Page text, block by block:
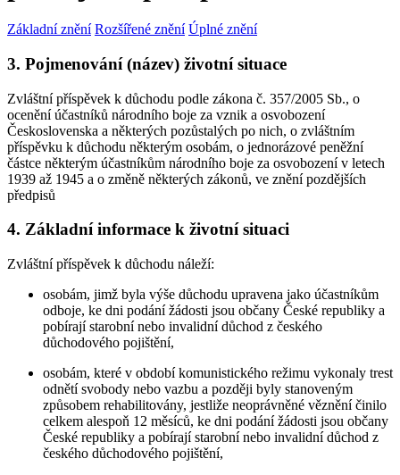
Základní znění Rozšířené znění Úplné znění
3. Pojmenování (název) životní situace
Zvláštní příspěvek k důchodu podle zákona č. 357/2005 Sb., o
ocenění účastníků národního boje za vznik a osvobození
Československa a některých pozůstalých po nich, o zvláštním
příspěvku k důchodu některým osobám, o jednorázové peněžní
částce některým účastníkům národního boje za osvobození v letech
1939 až 1945 a o změně některých zákonů, ve znění pozdějších
předpisů
4. Základní informace k životní situaci
Zvláštní příspěvek k důchodu náleží:
osobám, jimž byla výše důchodu upravena jako účastníkům
odboje, ke dni podání žádosti jsou občany České republiky a
pobírají starobní nebo invalidní důchod z českého
důchodového pojištění,
osobám, které v období komunistického režimu vykonaly trest
odnětí svobody nebo vazbu a později byly stanoveným
způsobem rehabilitovány, jestliže neoprávněné věznění činilo
celkem alespoň 12 měsíců, ke dni podání žádosti jsou občany
České republiky a pobírají starobní nebo invalidní důchod z
českého důchodového pojištění,